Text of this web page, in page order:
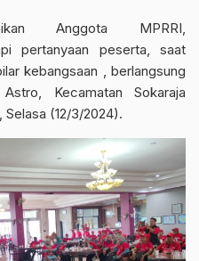
Anggota MPRRI,
pertanyaan peserta, saat
kebangsaan , berlangsung
Kecamatan Sokaraja
Selasa (12/3/2024).